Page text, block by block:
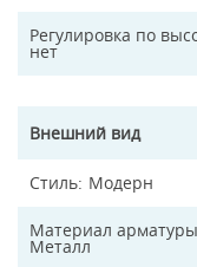
Регулировка по
нет
Внешний вид
Стиль Модерн
Материал арматуры
Металл